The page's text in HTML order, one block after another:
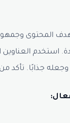
هدف المحتوى
العناوين
جذابًا. تأكد